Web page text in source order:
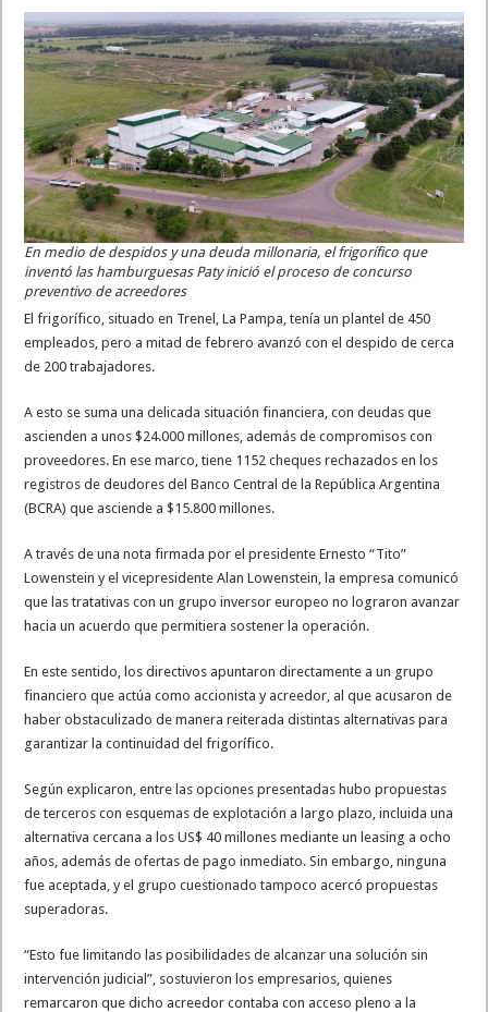
En medio de despidos y una deuda millonaria, el frigorífico que
inventó las hamburguesas Paty inició el proceso de concurso
preventivo de acreedores
El frigorífico, situado en Trenel, La Pampa, tenía un plantel de 450
empleados, pero a mitad de febrero avanzó con el despido de cerca
de 200 trabajadores.
A esto se suma una delicada situación financiera, con deudas que
ascienden a unos $24.000 millones, además de compromisos con
proveedores. En ese marco, tiene 1152 cheques rechazados en los
registros de deudores del Banco Central de la República Argentina
(BCRA) que asciende a $15.800 millones.
A través de una nota firmada por el presidente Ernesto “Tito”
Lowenstein y el vicepresidente Alan Lowenstein, la empresa comunicó
que las tratativas con un grupo inversor europeo no lograron avanzar
hacia un acuerdo que permitiera sostener la operación.
En este sentido, los directivos apuntaron directamente a un grupo
financiero que actúa como accionista y acreedor, al que acusaron de
haber obstaculizado de manera reiterada distintas alternativas para
garantizar la continuidad del frigorífico.
Según explicaron, entre las opciones presentadas hubo propuestas
de terceros con esquemas de explotación a largo plazo, incluida una
alternativa cercana a los US$ 40 millones mediante un leasing a ocho
años, además de ofertas de pago inmediato. Sin embargo, ninguna
fue aceptada, y el grupo cuestionado tampoco acercó propuestas
superadoras.
“Esto fue limitando las posibilidades de alcanzar una solución sin
intervención judicial”, sostuvieron los empresarios, quienes
remarcaron que dicho acreedor contaba con acceso pleno a la